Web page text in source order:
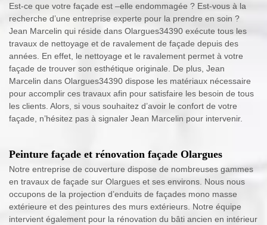
Est-ce que votre façade est –elle endommagée ? Est-vous à la
recherche d’une entreprise experte pour la prendre en soin ?
Jean Marcelin qui réside dans Olargues34390 exécute tous les
travaux de nettoyage et de ravalement de façade depuis des
années. En effet, le nettoyage et le ravalement permet à votre
façade de trouver son esthétique originale. De plus, Jean
Marcelin dans Olargues34390 dispose les matériaux nécessaire
pour accomplir ces travaux afin pour satisfaire les besoin de tous
les clients. Alors, si vous souhaitez d’avoir le confort de votre
façade, n’hésitez pas à signaler Jean Marcelin pour intervenir.
Peinture façade et rénovation façade Olargues
Notre entreprise de couverture dispose de nombreuses gammes
en travaux de façade sur Olargues et ses environs. Nous nous
occupons de la projection d’enduits de façades mono masse
extérieure et des peintures des murs extérieurs. Notre équipe
intervient également pour la rénovation du bâti ancien en intérieur